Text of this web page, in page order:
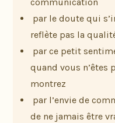
communication
par le doute qui
reflète pas la
par ce petit
quand vous n’êtes
montrez
par l’envie de
de ne jamais être